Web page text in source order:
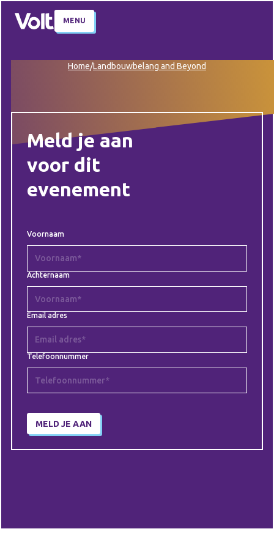
MENU
Home/Landbouwbelang and Beyond
Meld je aan
voor dit
evenement
Voornaam
Achternaam
Email adres
Telefoonnummer